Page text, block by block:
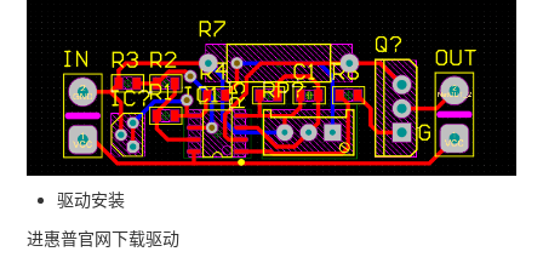
驱动安装
进惠普官网下载驱动